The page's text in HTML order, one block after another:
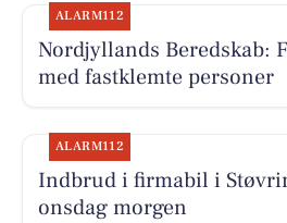
ALARM112
Nordjyllands Beredskab:
med fastklemte personer
ALARM112
Indbrud i firmabil i
onsdag morgen